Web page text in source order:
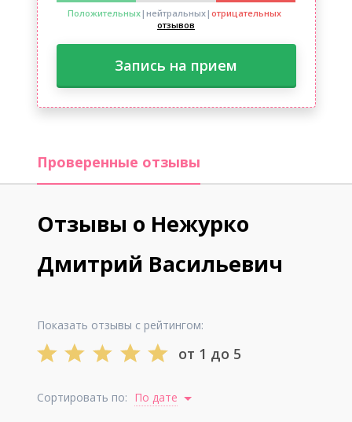
Положительных|нейтральных| отрицательных
отзывов
Запись на прием
Проверенные отзывы
Отзывы о Нежурко
Дмитрий Васильевич
Показать отзывы с рейтингом:
от 1 до 5
Сортировать по: По дате